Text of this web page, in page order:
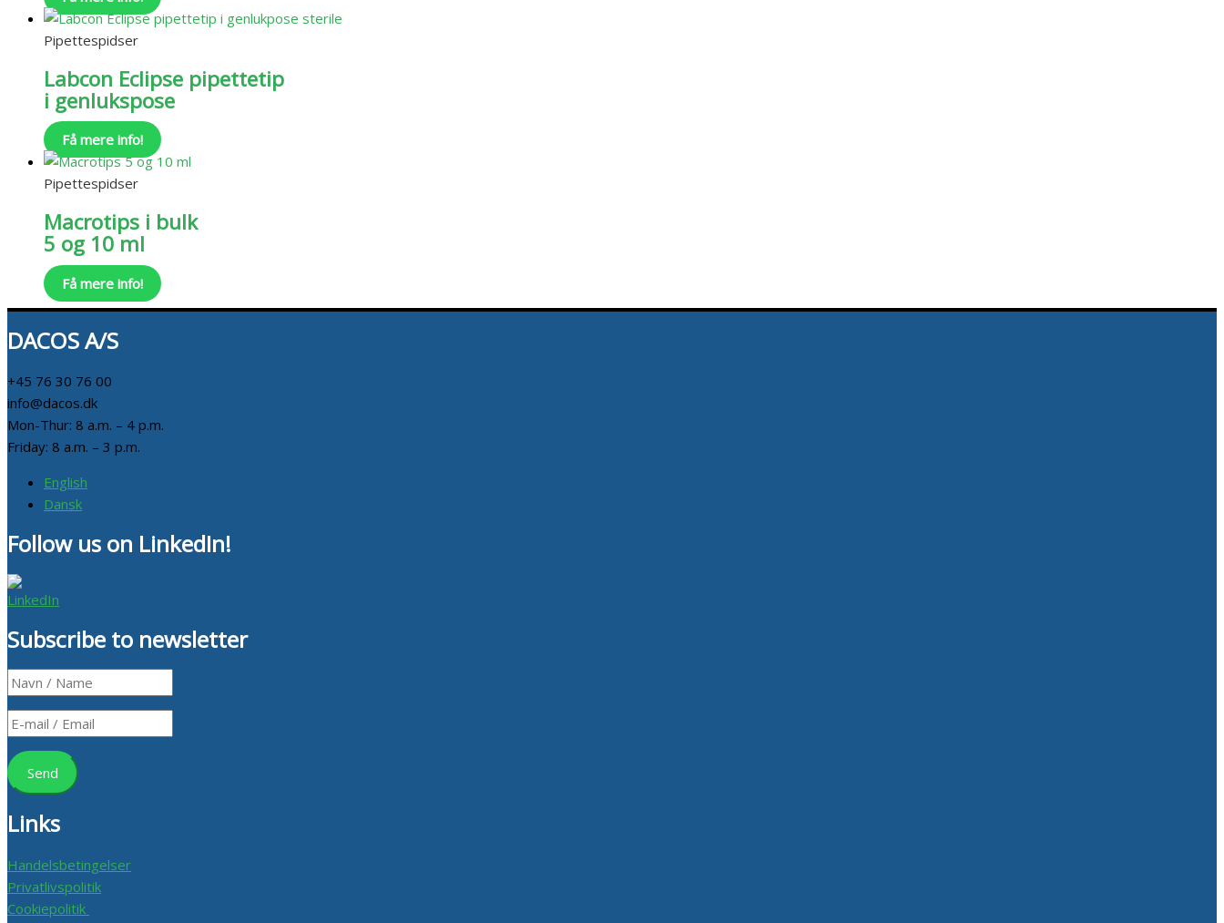
Pipettespidser
Labcon Eclipse pipettetip
i genlukspose
Få mere info!
Pipettespidser
Macrotips i bulk
5 og 10 ml
Få mere info!
DACOS A/S
+45 76 30 76 00
info@dacos.dk
Mon-Thur: 8 a.m. – 4 p.m.
Friday: 8 a.m. – 3 p.m.
English
Dansk
Follow us on LinkedIn!
Subscribe to newsletter
Links
Handelsbetingelser
Privatlivspolitik
Cookiepolitik